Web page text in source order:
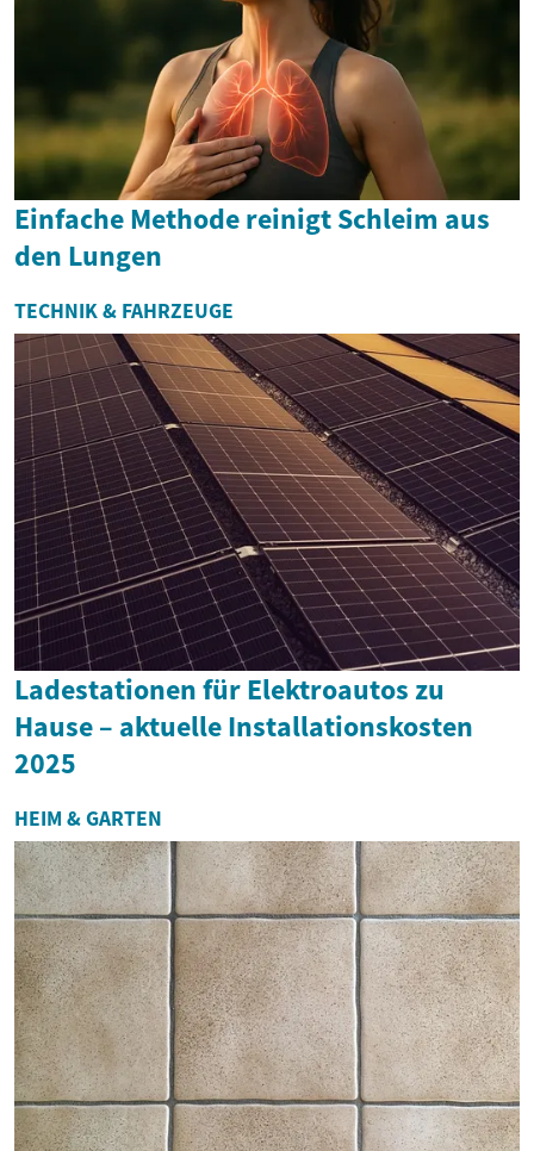
Einfache Methode reinigt Schleim aus
den Lungen
TECHNIK & FAHRZEUGE
Ladestationen für Elektroautos zu
Hause – aktuelle Installationskosten
2025
HEIM & GARTEN